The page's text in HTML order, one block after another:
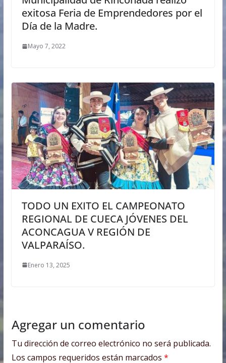
exitosa Feria de Emprendedores por el
Día de la Madre.
Mayo 7, 2022
TODO UN EXITO EL CAMPEONATO
REGIONAL DE CUECA JÓVENES DEL
ACONCAGUA V REGIÓN DE
VALPARAÍSO.
Enero 13, 2025
Agregar un comentario
Tu dirección de correo electrónico no será publicada.
Los campos requeridos están marcados *